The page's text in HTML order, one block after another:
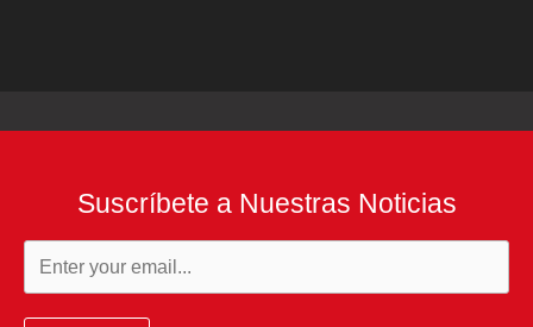
Suscríbete a Nuestras Noticias